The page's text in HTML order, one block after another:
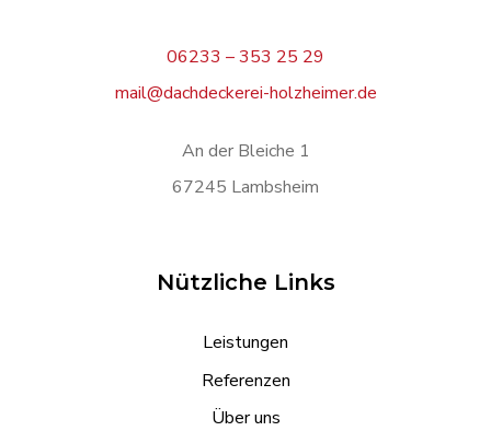
06233 – 353 25 29
mail@dachdeckerei-holzheimer.de
An der Bleiche 1
67245 Lambsheim
Nützliche Links
Leistungen
Referenzen
Über uns